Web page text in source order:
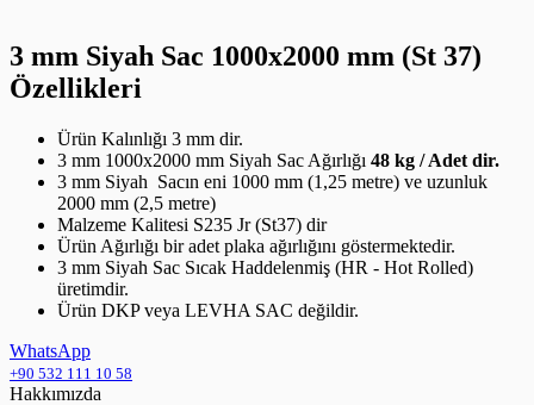
3 mm Siyah Sac 1000x2000 mm (St 37)
Özellikleri
Ürün Kalınlığı 3 mm dir.
3 mm 1000x2000 mm Siyah Sac Ağırlığı 48 kg / Adet dir.
3 mm Siyah Sacın eni 1000 mm (1,25 metre) ve uzunluk
2000 mm (2,5 metre)
Malzeme Kalitesi S235 Jr (St37) dir
Ürün Ağırlığı bir adet plaka ağırlığını göstermektedir.
3 mm Siyah Sac Sıcak Haddelenmiş (HR - Hot Rolled)
üretimdir.
Ürün DKP veya LEVHA SAC değildir.
WhatsApp
+90 532 111 10 58
Hakkımızda